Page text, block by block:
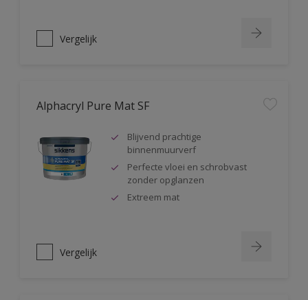
Vergelijk
Alphacryl Pure Mat SF
Blijvend prachtige
binnenmuurverf
Perfecte vloei en schrobvast
zonder opglanzen
Extreem mat
Vergelijk